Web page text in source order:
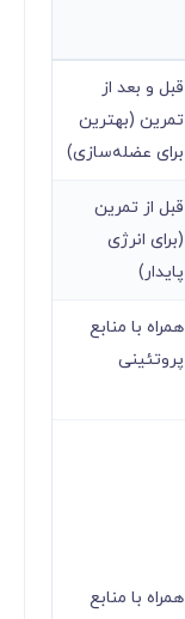
قبل و بعد از
تمرین (بهترین
برای عضله‌سازی)
قبل از تمرین
(برای انرژی
پایدار)
همراه با منابع
پروتئینی
همراه با منابع